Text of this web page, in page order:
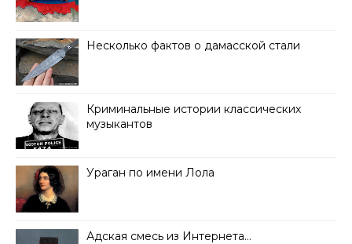
Несколько фактов о дамасской стали
Криминальные истории классических
музыкантов
Ураган по имени Лола
Адская смесь из Интернета…